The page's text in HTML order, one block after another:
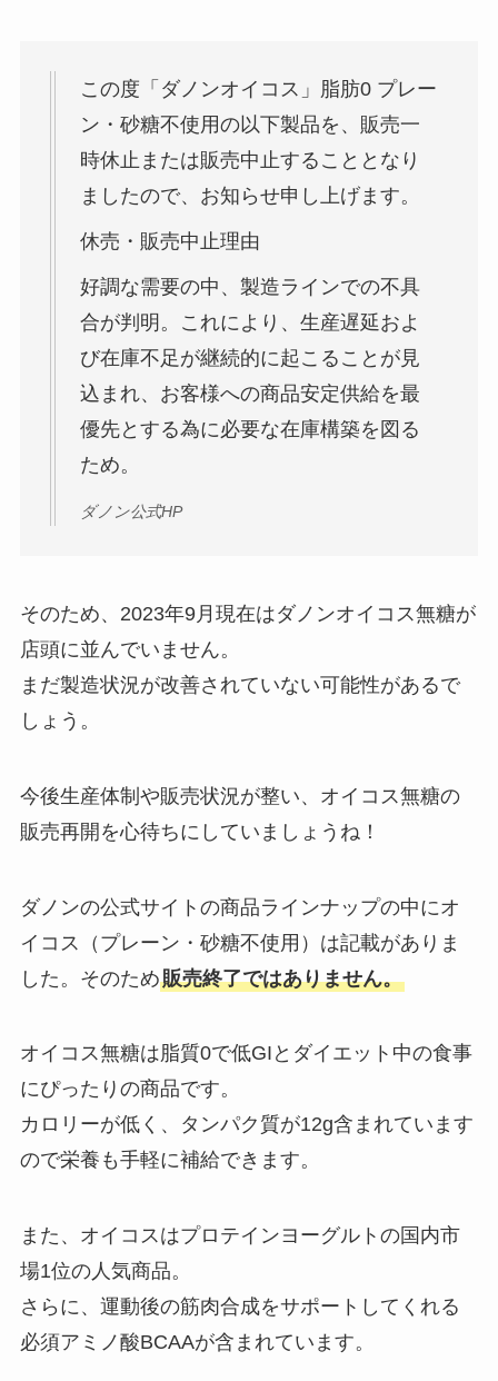
この度「ダノンオイコス」脂肪0 プレー
ン・砂糖不使用の以下製品を、販売一
時休止または販売中止することとなり
ましたので、お知らせ申し上げます。
休売・販売中止理由
好調な需要の中、製造ラインでの不具
合が判明。これにより、生産遅延およ
び在庫不足が継続的に起こることが見
込まれ、お客様への商品安定供給を最
優先とする為に必要な在庫構築を図る
ため。
ダノン公式HP
そのため、2023年9月現在はダノンオイコス無糖が
店頭に並んでいません。
まだ製造状況が改善されていない可能性があるで
しょう。
今後生産体制や販売状況が整い、オイコス無糖の
販売再開を心待ちにしていましょうね！
ダノンの公式サイトの商品ラインナップの中にオ
イコス（プレーン・砂糖不使用）は記載がありま
した。そのため販売終了ではありません。
オイコス無糖は脂質0で低GIとダイエット中の食事
にぴったりの商品です。
カロリーが低く、タンパク質が12g含まれています
ので栄養も手軽に補給できます。
また、オイコスはプロテインヨーグルトの国内市
場1位の人気商品。
さらに、運動後の筋肉合成をサポートしてくれる
必須アミノ酸BCAAが含まれています。